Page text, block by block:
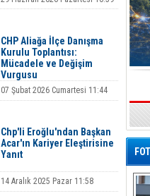
CHP Aliağa İlçe Danışma
Kurulu Toplantısı:
Mücadele ve Değişim
Vurgusu
07 Şubat 2026 Cumartesi 11:44
Chp'li Eroğlu'ndan Başkan
Acar'ın Kariyer Eleştirisine
Yanıt
14 Aralık 2025 Pazar 11:58